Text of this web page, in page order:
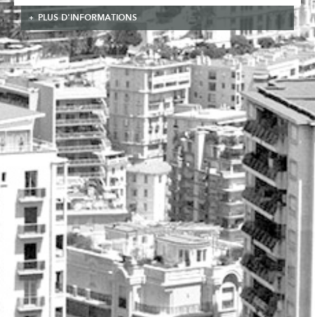
PLUS D'INFORMATIONS